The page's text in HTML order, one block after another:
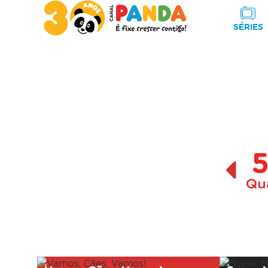
SÉRIES
5